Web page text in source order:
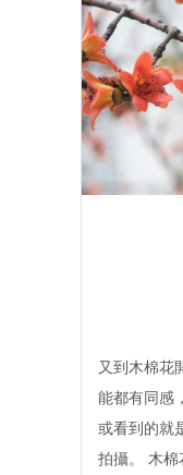
又到木棉花
能都有同感
或看到的就
拍攝。 木